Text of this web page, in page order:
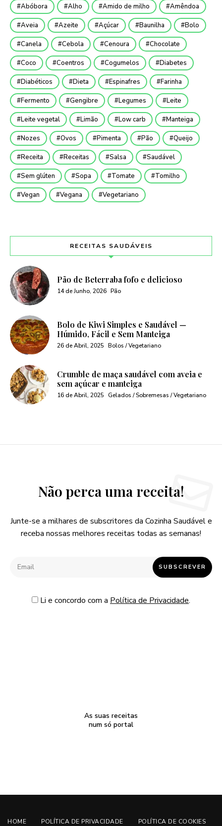
Abóbora Alho Amido de milho Amêndoa
Aveia Azeite Açúcar Baunilha Bolo
Canela Cebola Cenoura Chocolate
Coco Coentros Cogumelos Diabetes
Diabéticos Dieta Espinafres Farinha
Fermento Gengibre Legumes Leite
Leite vegetal Limão Low carb Manteiga
Nozes Ovos Pimenta Pão Queijo
Receita Receitas Salsa Saudável
Sem glúten Sopa Tomate Tomilho
Vegan Vegana Vegetariano
RECEITAS SAUDÁVEIS
Pão de Beterraba fofo e delicioso
14 de Junho, 2026 Pão
Bolo de Kiwi Simples e Saudável —
Húmido, Fácil e Sem Manteiga
26 de Abril, 2025 Bolos / Vegetariano
Crumble de maça saudável com aveia e
sem açúcar e manteiga
16 de Abril, 2025 Gelados / Sobremesas / Vegetariano
Não perca uma receita!
Junte-se a milhares de subscritores da Cozinha Saudável e
receba nossas melhores receitas todas as semanas!
Li e concordo com a Política de Privacidade.
As suas receitas
num só portal
HOME POLÍTICA DE PRIVACIDADE POLÍTICA DE COOKIES